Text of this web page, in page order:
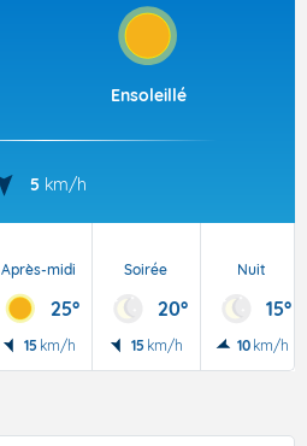
Ensoleillé
5 km/h
Après-midi
25°
15 km/h
Soirée
20°
15 km/h
Nuit
15°
10 km/h